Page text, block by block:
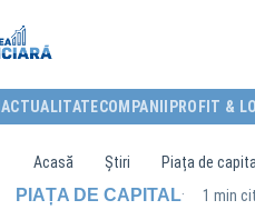
ACTUALITATECOMPANII PROFIT &
Acasă Știri Piața de capital
PIAȚA DE CAPITAL· 1 min